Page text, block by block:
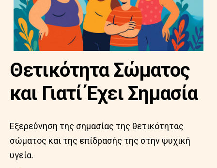
Θετικότητα Σώματος
και Γιατί Έχει Σημασία
Εξερεύνηση της σημασίας της θετικότητας
σώματος και της επίδρασής της στην ψυχική
υγεία.